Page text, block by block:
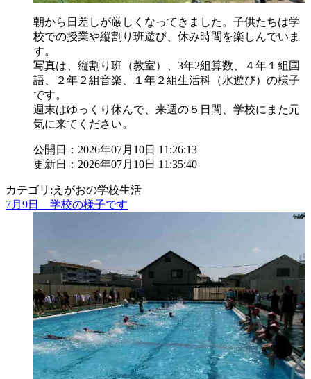
朝から日差しが厳しくなってきました。子供たちは学
校での授業や縦割り班遊び、休み時間を楽しんでいま
す。
写真は、縦割り班（教室）、3年2組算数、４年１組国
語、２年２組音楽、１年２組生活科（水遊び）の様子
です。
週末はゆっくり休んで、来週の５日間、学校にまた元
気に来てください。
公開日：2026年07月10日 11:26:13
更新日：2026年07月10日 11:35:40
カテゴリ:えがおの学校生活
7月9日 学校の様子です